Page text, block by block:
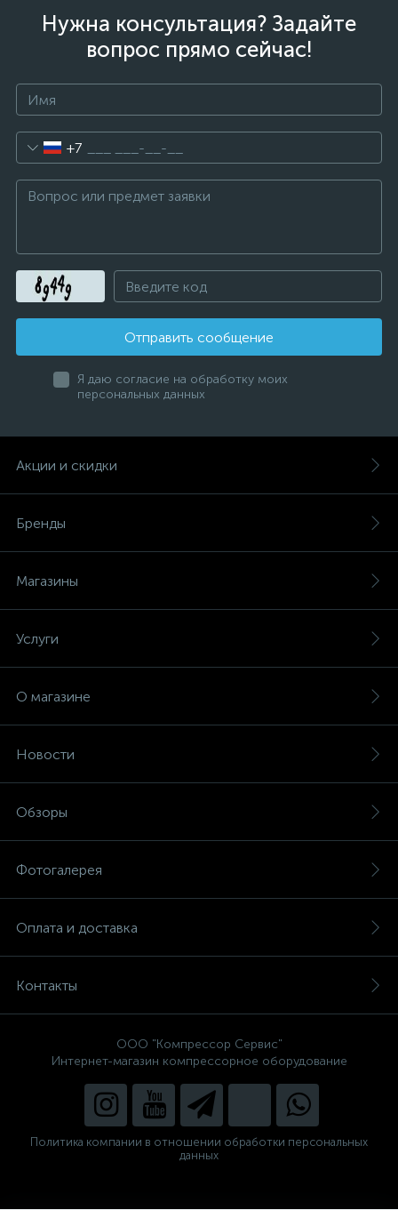
Нужна консультация? Задайте
вопрос прямо сейчас!
+7
Отправить сообщение
Я даю согласие на обработку моих
персональных данных
Акции и скидки
Бренды
Магазины
Услуги
О магазине
Новости
Обзоры
Фотогалерея
Оплата и доставка
Контакты
ООО "Компрессор Сервис"
Интернет-магазин компрессорное оборудование
Политика компании в отношении обработки персональных
данных